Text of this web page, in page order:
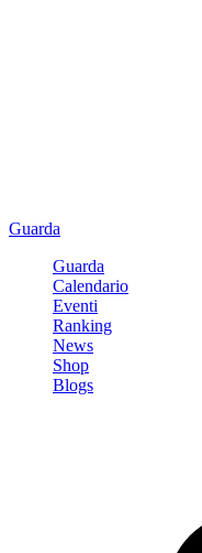
Guarda
Guarda
Calendario
Eventi
Ranking
News
Shop
Blogs